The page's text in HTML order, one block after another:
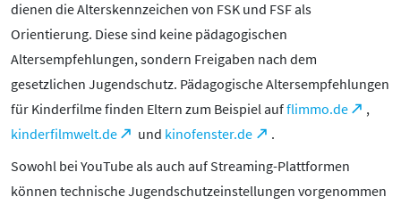
dienen die Alterskennzeichen von FSK und FSF als
Orientierung. Diese sind keine pädagogischen
Altersempfehlungen, sondern Freigaben nach dem
gesetzlichen Jugendschutz. Pädagogische Altersempfehlungen
für Kinderfilme finden Eltern zum Beispiel aufflimmo.de
,
kinderfilmwelt.de
und kinofenster.de
.
Sowohl bei YouTube als auch auf Streaming-Plattformen
können technische Jugendschutzeinstellungen vorgenommen